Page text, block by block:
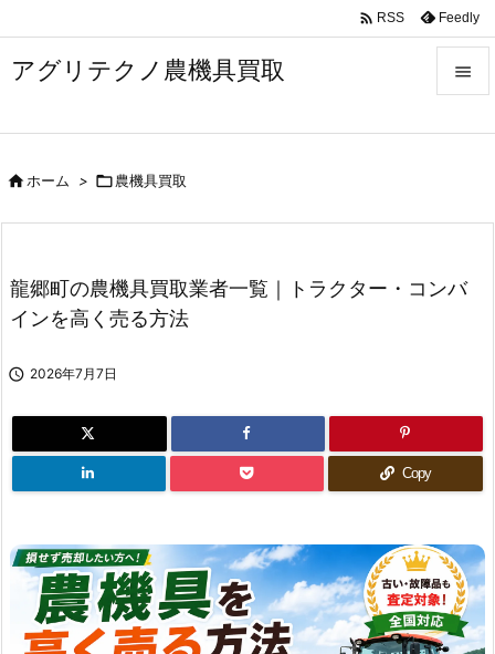
アグリテクノ農機具買取 


 RSS Feedly
ホーム > 農機具買取
龍郷町の農機具買取業者一覧｜トラクター・コンバ
インを高く売る方法
 2026年7月7日
Copy